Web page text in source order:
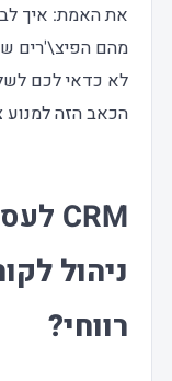
מהם הפיצ\'רים
לא כדאי לכם
הכאב הזה למנוע
CRM לעסק קטן
ניהול
רווחי?